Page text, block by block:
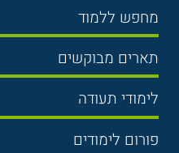
בחירת לימודים
תנאי קבלה
שכר לימוד
אוניברסיטה
מכללות
מחפש ללמוד
תואר ראשון
תואר שני
הכנה לבגרות
מכינות
תארים מבוקשים
משפטים
מנהל עסקים
לימודי תעודה
נדל"ן
פורום לימודים